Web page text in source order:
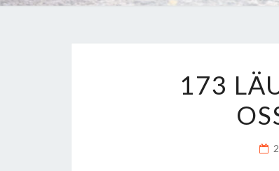
173